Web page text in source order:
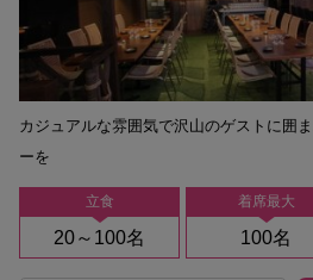
立食
20～100名
着席最大
100名
カジュアルな雰囲気で沢山のゲストに囲
ーを